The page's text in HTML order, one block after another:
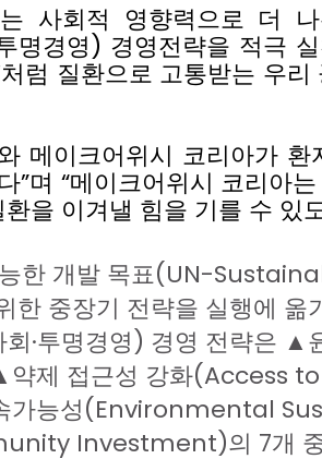
사회적 영향력으로 더
명경영) 경영전략을 적극
처럼 질환으로 고통받는 우리
메이크어위시 코리아가 환
”며 “메이크어위시 코리아는
환을 이겨낼 힘을 기를 수 있
한 개발 목표(UN-
한 중장기 전략을 실행에 옮
회∙투명경영) 경영 전략은 ▲
약제 접근성 강화(Access
가능성(Environmental
Investment)의 7개